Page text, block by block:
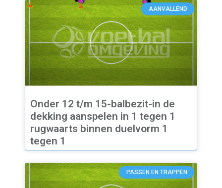
AANVALLEND
Onder 12 t/m 15-balbezit-in de
dekking aanspelen in 1 tegen 1
rugwaarts binnen duelvorm 1
tegen 1
PASSEN EN TRAPPEN